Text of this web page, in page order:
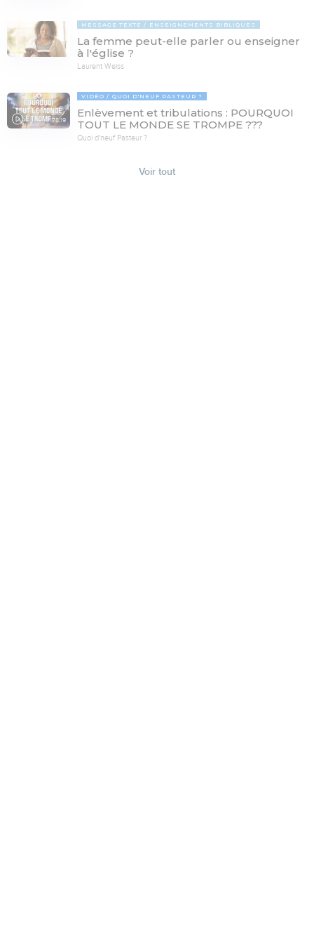
MESSAGE TEXTE ENSEIGNEMENTS BIBLIQUES
La femme peut-elle parler ou enseigner
à l'église ?
Laurent Weiss
78:19
VIDÉO QUOI D'NEUF PASTEUR ?
Enlèvement et tribulations : POURQUOI
TOUT LE MONDE SE TROMPE ???
Quoi d'neuf Pasteur ?
Voir tout